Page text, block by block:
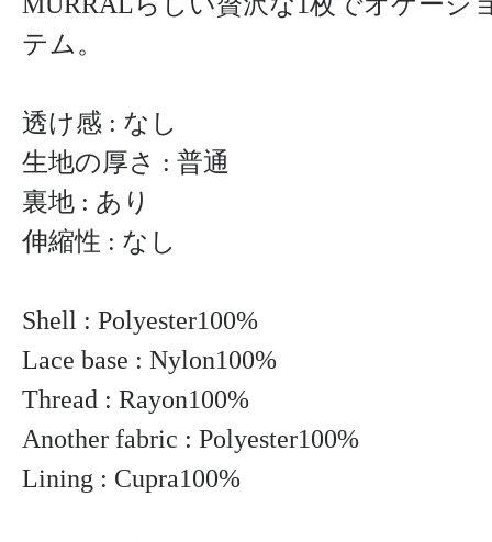
テム。
透け感 : なし
生地の厚さ : 普通
裏地 : あり
伸縮性 : なし
Shell : Polyester100%
Lace base : Nylon100%
Thread : Rayon100%
Another fabric : Polyester100%
Lining : Cupra100%